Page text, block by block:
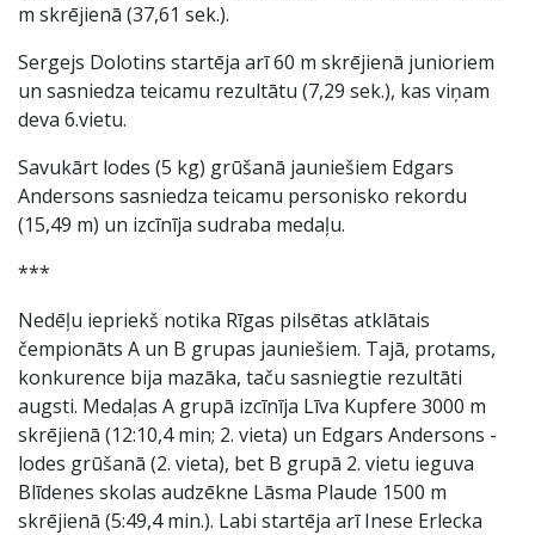
m skrējienā (37,61 sek.).
Sergejs Dolotins startēja arī 60 m skrējienā junioriem
un sasniedza teicamu rezultātu (7,29 sek.), kas viņam
deva 6.vietu.
Savukārt lodes (5 kg) grūšanā jauniešiem Edgars
Andersons sasniedza teicamu personisko rekordu
(15,49 m) un izcīnīja sudraba medaļu.
***
Nedēļu iepriekš notika Rīgas pilsētas atklātais
čempionāts A un B grupas jauniešiem. Tajā, protams,
konkurence bija mazāka, taču sasniegtie rezultāti
augsti. Medaļas A grupā izcīnīja Līva Kupfere 3000 m
skrējienā (12:10,4 min; 2. vieta) un Edgars Andersons -
lodes grūšanā (2. vieta), bet B grupā 2. vietu ieguva
Blīdenes skolas audzēkne Lāsma Plaude 1500 m
skrējienā (5:49,4 min.). Labi startēja arī Inese Erlecka